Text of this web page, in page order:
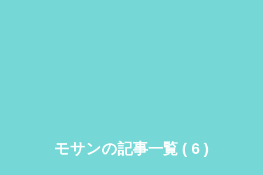
モサンの記事一覧 ( 6 )